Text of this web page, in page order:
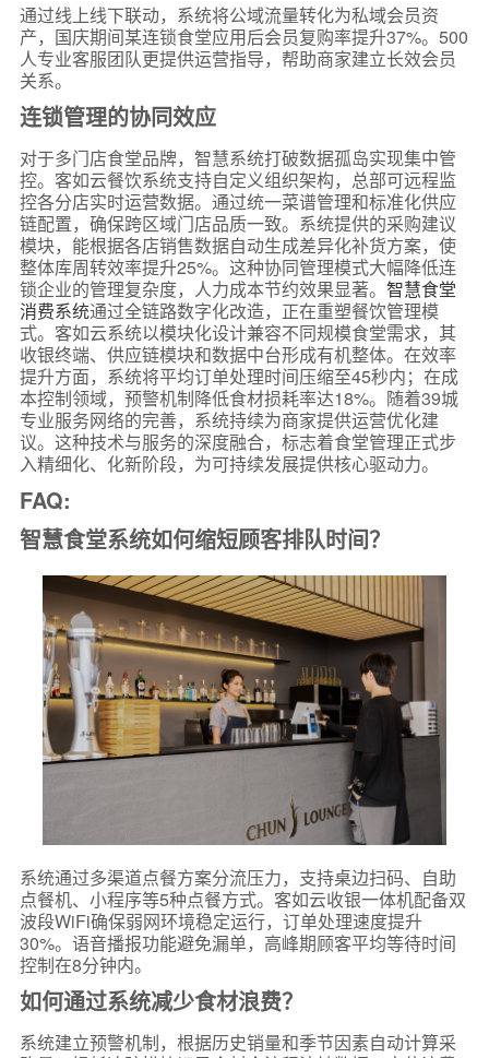
通过线上线下联动，系统将公域流量转化为私域会员资
产，国庆期间某连锁食堂应用后会员复购率提升37%。500
人专业客服团队更提供运营指导，帮助商家建立长效会员
关系。
连锁管理的协同效应
对于多门店食堂品牌，智慧系统打破数据孤岛实现集中管
控。客如云餐饮系统支持自定义组织架构，总部可远程监
控各分店实时运营数据。通过统一菜谱管理和标准化供应
链配置，确保跨区域门店品质一致。系统提供的采购建议
模块，能根据各店销售数据自动生成差异化补货方案，使
整体库周转效率提升25%。这种协同管理模式大幅降低连
锁企业的管理复杂度，人力成本节约效果显著。 智慧食堂
消费系统通过全链路数字化改造，正在重塑餐饮管理模
式。客如云系统以模块化设计兼容不同规模食堂需求，其
收银终端、供应链模块和数据中台形成有机整体。在效率
提升方面，系统将平均订单处理时间压缩至45秒内；在成
本控制领域，预警机制降低食材损耗率达18%。随着39城
专业服务网络的完善，系统持续为商家提供运营优化建
议。这种技术与服务的深度融合，标志着食堂管理正式步
入精细化、化新阶段，为可持续发展提供核心驱动力。
FAQ:
智慧食堂系统如何缩短顾客排队时间？
系统通过多渠道点餐方案分流压力，支持桌边扫码、自助
点餐机、小程序等5种点餐方式。客如云收银一体机配备双
波段WiFi确保弱网环境稳定运行，订单处理速度提升
30%。语音播报功能避免漏单，高峰期顾客平均等待时间
控制在8分钟内。
如何通过系统减少食材浪费？
系统建立预警机制，根据历史销量和季节因素自动计算采